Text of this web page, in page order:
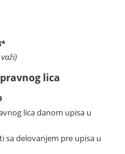
lica
lica danom upisa u
sa delovanjem pre upisa u